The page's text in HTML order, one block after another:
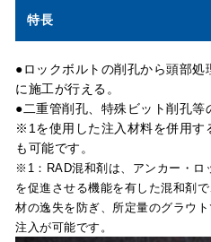
特長
●ロックボルトの削孔から頭部処
に施工が行える。
●二重管削孔、特殊ビット削孔等
※1を使用した注入材料を併用す
も可能です。
※1：RAD混和剤は、アンカー・ロ
を促進させる機能を有した混和剤
材の逸失を防ぎ、所定量のグラウ
注入が可能です。